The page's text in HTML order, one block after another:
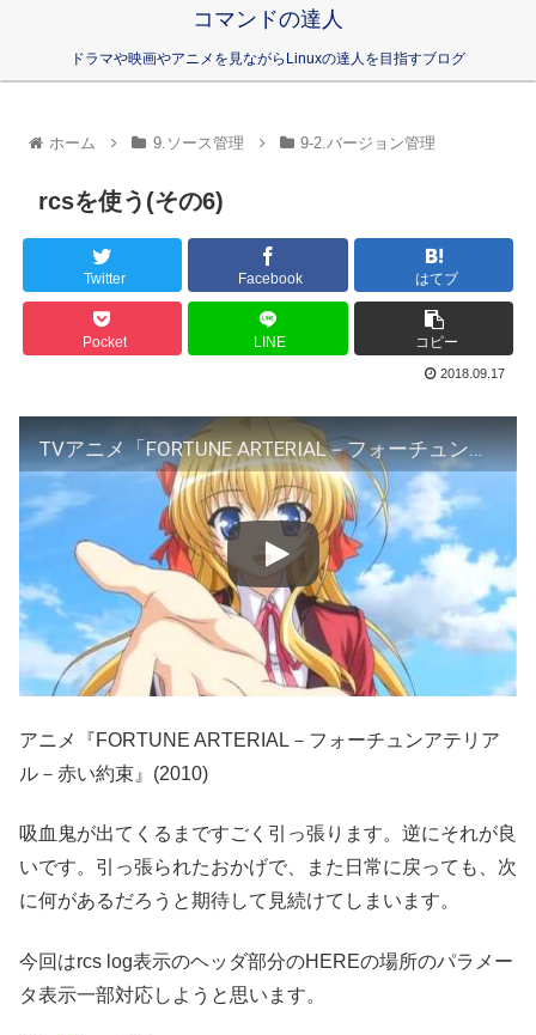
コマンドの達人
ドラマや映画やアニメを見ながらLinuxの達人を目指すブログ
ホーム 9.ソース管理 9-2.バージョン管理
rcsを使う(その6)
Twitter Facebook はてブ
Pocket LINE コピー
2018.09.17
TVアニメ「FORTUNE ARTERIAL－フォーチュンアテリアル－赤い約束」放送中CM
アニメ『FORTUNE ARTERIAL－フォーチュンアテリア
ル－赤い約束』(2010)
吸血鬼が出てくるまですごく引っ張ります。逆にそれが良
いです。引っ張られたおかげで、また日常に戻っても、次
に何があるだろうと期待して見続けてしまいます。
今回はrcs log表示のヘッダ部分のHEREの場所のパラメー
タ表示一部対応しようと思います。